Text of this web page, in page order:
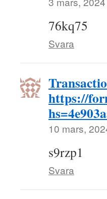
76kq75
Svara
https://
10 mars,
s9rzp1
Svara